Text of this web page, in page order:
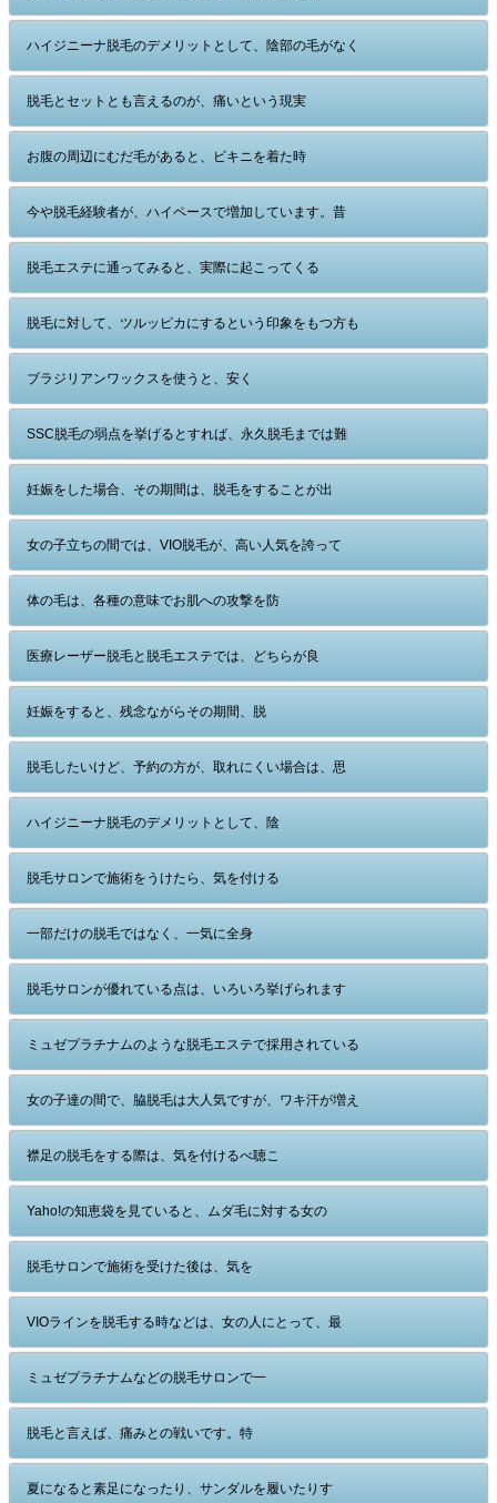
ハイジニーナ脱毛のデメリットとして、陰部の毛がなく
脱毛とセットとも言えるのが、痛いという現実
お腹の周辺にむだ毛があると、ビキニを着た時
今や脱毛経験者が、ハイペースで増加しています。昔
脱毛エステに通ってみると、実際に起こってくる
脱毛に対して、ツルッピカにするという印象をもつ方も
ブラジリアンワックスを使うと、安く
SSC脱毛の弱点を挙げるとすれば、永久脱毛までは難
妊娠をした場合、その期間は、脱毛をすることが出
女の子立ちの間では、VIO脱毛が、高い人気を誇って
体の毛は、各種の意味でお肌への攻撃を防
医療レーザー脱毛と脱毛エステでは、どちらが良
妊娠をすると、残念ながらその期間、脱
脱毛したいけど、予約の方が、取れにくい場合は、思
ハイジニーナ脱毛のデメリットとして、陰
脱毛サロンで施術をうけたら、気を付ける
一部だけの脱毛ではなく、一気に全身
脱毛サロンが優れている点は、いろいろ挙げられます
ミュゼプラチナムのような脱毛エステで採用されている
女の子達の間で、脇脱毛は大人気ですが、ワキ汗が増え
襟足の脱毛をする際は、気を付けるべ聴こ
Yaho!の知恵袋を見ていると、ムダ毛に対する女の
脱毛サロンで施術を受けた後は、気を
VIOラインを脱毛する時などは、女の人にとって、最
ミュゼプラチナムなどの脱毛サロンで一
脱毛と言えば、痛みとの戦いです。特
夏になると素足になったり、サンダルを履いたりす